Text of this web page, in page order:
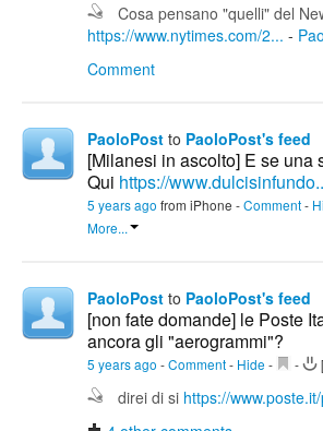
Cosa pensano "quelli" del
https://www.nytimes.com/2... -
Comment
PaoloPost to PaoloPost's feed
[Milanesi in ascolto] E se una
Qui https://
5 years ago from iPhone -Comment-
More...
PaoloPost to PaoloPost's feed
[non fate domande] le Poste
ancora gli "aerogrammi"?
5 years ago -Comment- Hide - - [
direi di si https://